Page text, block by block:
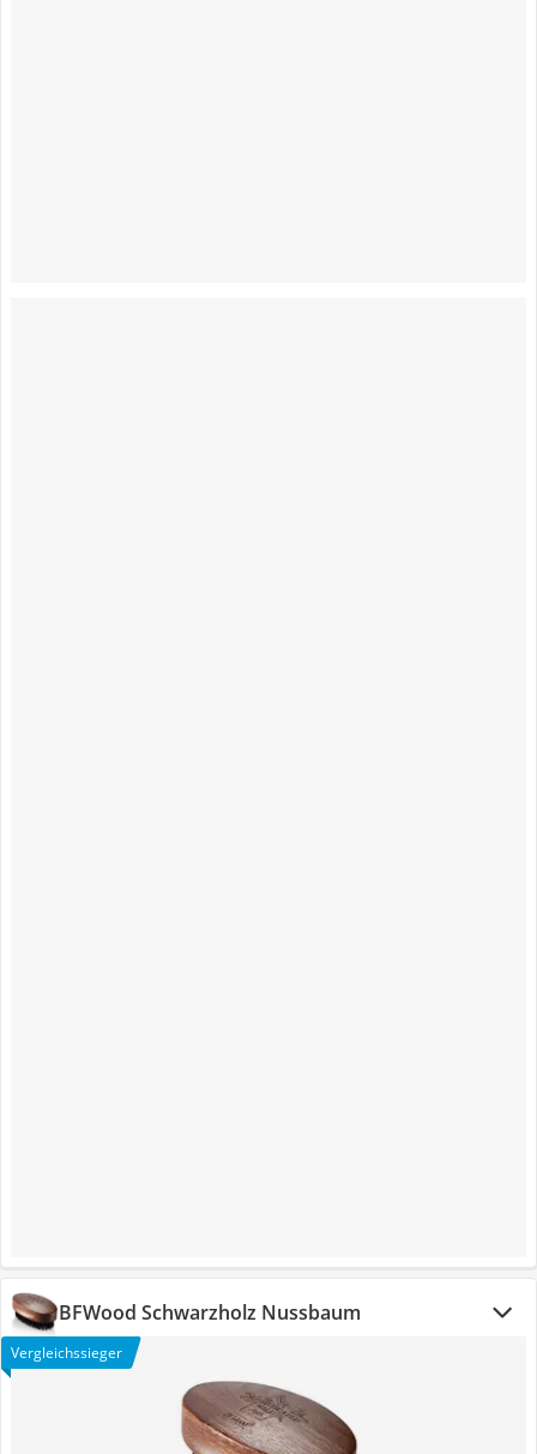
BFWood Schwarzholz Nussbaum
Vergleichssieger